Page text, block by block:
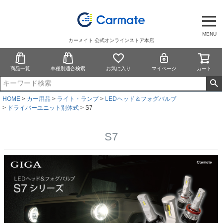
MENU
カーメイト 公式オンラインストア本店
商品一覧 車種別適合検索 お気に入り マイページ カート
HOME カー用品 ライト・ランプ
LEDヘッド＆フォグバルブ
ドライバーユニット別体式
S7
S7